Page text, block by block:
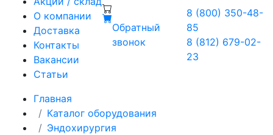
О компании
Доставка
Контакты
Вакансии
Статьи
Обратный
звонок
8 (800) 350-48-
85
8 (812) 679-02-
23
Главная
Каталог оборудования
Эндохирургия